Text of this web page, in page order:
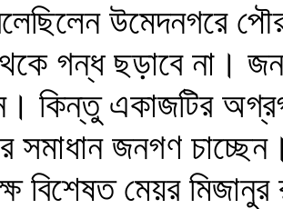
উমেদনগরে
গন্ধ ছড়াবে না।
কিন্তু একাজটির
সমাধান জনগণ
বিশেষত মেয়র